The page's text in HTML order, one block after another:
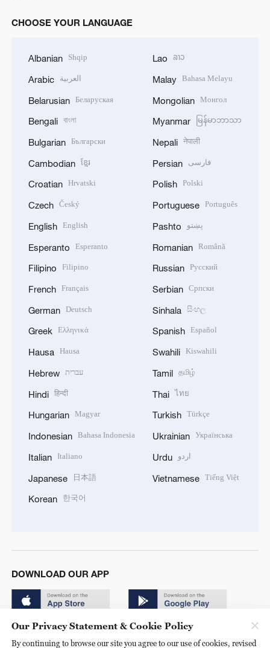
CHOOSE YOUR LANGUAGE
Albanian Shqip
Arabic العربية
Belarusian Беларуская
Bengali বাংলা
Bulgarian Български
Cambodian ខ្មែរ
Croatian Hrvatski
Czech Český
English English
Esperanto Esperanto
Filipino Filipino
French Français
German Deutsch
Greek Ελληνικά
Hausa Hausa
Hebrew עברית
Hindi हिन्दी
Hungarian Magyar
Indonesian Bahasa Indonesia
Italian Italiano
Japanese 日本語
Korean 한국어
Lao ລາວ
Malay Bahasa Melayu
Mongolian Монгол
Myanmar မြန်မာဘာသာ
Nepali नेपाली
Persian فارسی
Polish Polski
Portuguese Português
Pashto پښتو
Romanian Română
Russian Русский
Serbian Српски
Sinhala සිංහල
Spanish Español
Swahili Kiswahili
Tamil தமிழ்
Thai ไทย
Turkish Türkçe
Ukrainian Українська
Urdu اردو
Vietnamese Tiếng Việt
DOWNLOAD OUR APP
Our Privacy Statement & Cookie Policy
By continuing to browse our site you agree to our use of cookies, revised